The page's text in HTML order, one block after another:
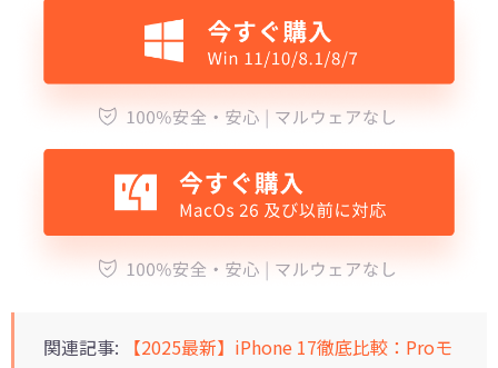
関連記事:
【2025最新】iPhone 17徹底比較：Proモ